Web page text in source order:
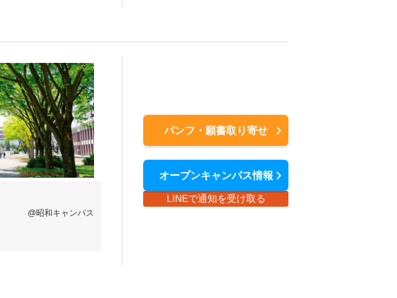
@昭和キャンパス
パンフ・願書取り寄せ
オープンキャンパス情報
LINEで通知を受け取る